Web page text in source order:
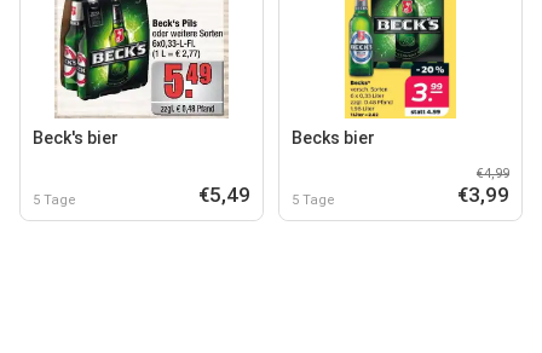
Beck's bier
5 Tage €5,49
Becks bier
5 Tage
€4,99
€3,99